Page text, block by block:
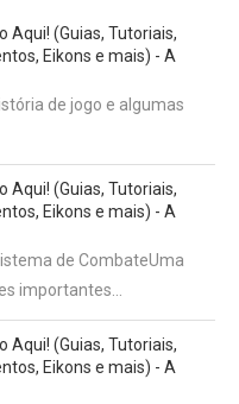
Aqui! (Guias, Tutoriais,
Eikons e mais) - A
de jogo e algumas
Aqui! (Guias, Tutoriais,
Eikons e mais) - A
de CombateUma
importantes…
Aqui! (Guias, Tutoriais,
Eikons e mais) - A